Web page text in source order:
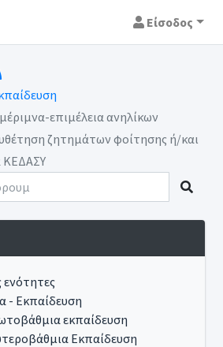
Είσοδος
επιμέλεια ανηλίκων
ζητημάτων φοίτησης ή/και
ΚΕΔΑΣΥ
ενότητες
- Εκπαίδευση
εκπαίδευση
Εκπαίδευση